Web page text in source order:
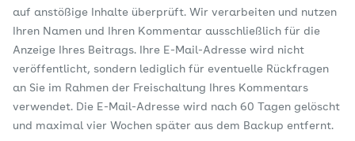
auf anstößige Inhalte überprüft. Wir verarbeiten und nutzen
Ihren Namen und Ihren Kommentar ausschließlich für die
Anzeige Ihres Beitrags. Ihre E-Mail-Adresse wird nicht
veröffentlicht, sondern lediglich für eventuelle Rückfragen
an Sie im Rahmen der Freischaltung Ihres Kommentars
verwendet. Die E-Mail-Adresse wird nach 60 Tagen gelöscht
und maximal vier Wochen später aus dem Backup entfernt.